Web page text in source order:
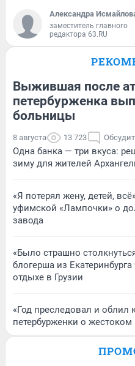
Александра
заместитель главного
редактора 63.RU
Выжившая после
петербурженка
больницы
8 августа 13 723
Одна банка — три вкуса:
зиму для жителей
«Я потерял жену, детей,
уфимской «Лампочки» о
завода
«Было страшно
блогерша из
отдыхе в Грузии
«Год преследовал и облил
петербурженки о